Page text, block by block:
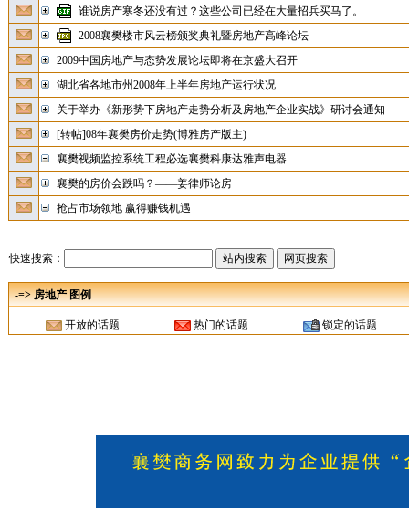
谁说房产寒冬还没有过？这些公司已经在大量招兵买马了。
2008襄樊楼市风云榜颁奖典礼暨房地产高峰论坛
2009中国房地产与态势发展论坛即将在京盛大召开
湖北省各地市州2008年上半年房地产运行状况
关于举办《新形势下房地产走势分析及房地产企业实战》研讨会通知
[转帖]08年襄樊房价走势(博雅房产版主)
襄樊视频监控系统工程必选襄樊科康达雅声电器
襄樊的房价会跌吗？——姜律师论房
抢占市场领地 赢得赚钱机遇
快速搜索：
-=> 房地产 图例
开放的话题 热门的话题 锁定的话题